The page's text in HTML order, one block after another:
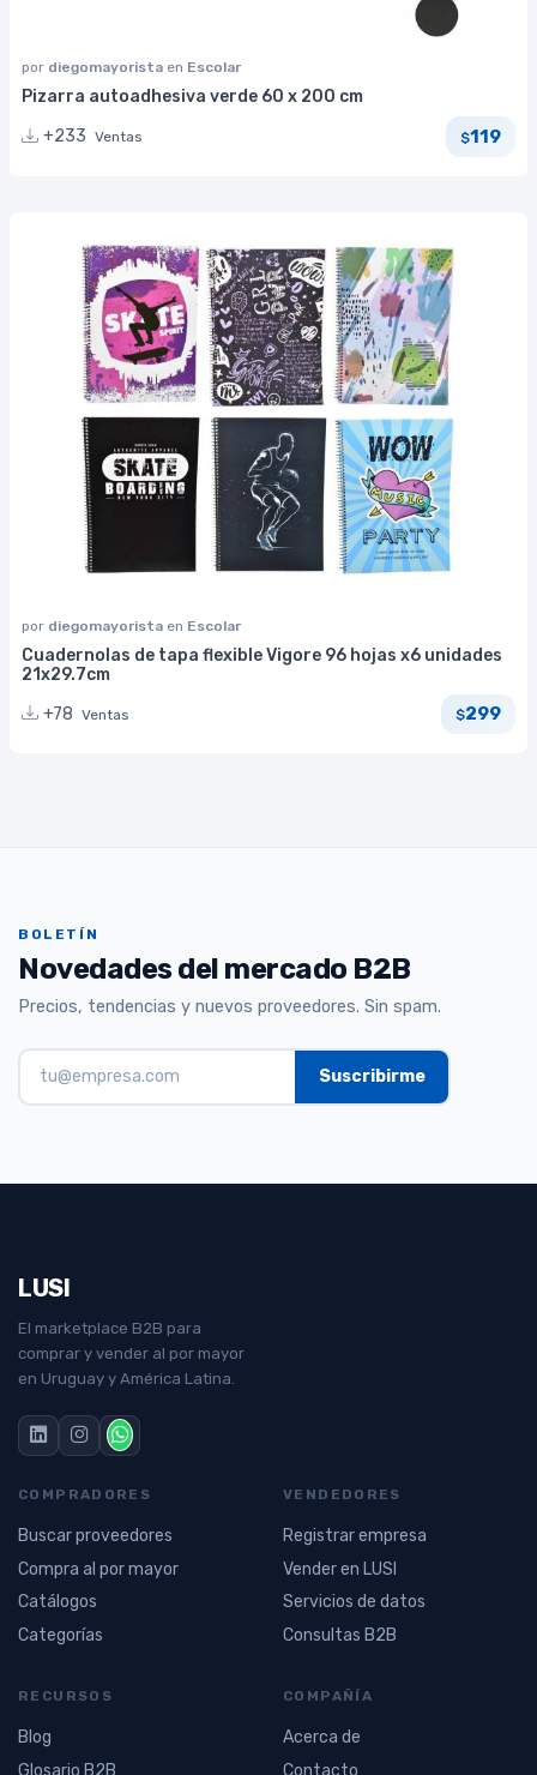
por diegomayorista en Escolar
Pizarra autoadhesiva verde 60 x 200 cm
+233 Ventas $119
por diegomayorista en Escolar
Cuadernolas de tapa flexible Vigore 96 hojas x6 unidades
21x29.7cm
+78 Ventas $299
BOLETÍN
Novedades del mercado B2B
Precios, tendencias y nuevos proveedores. Sin spam.
LUSI
El marketplace B2B para
comprar y vender al por mayor
en Uruguay y América Latina.
COMPRADORES
Buscar proveedores
Compra al por mayor
Catálogos
Categorías
VENDEDORES
Registrar empresa
Vender en LUSI
Servicios de datos
Consultas B2B
RECURSOS
Blog
Glosario B2B
COMPAÑÍA
Acerca de
Contacto